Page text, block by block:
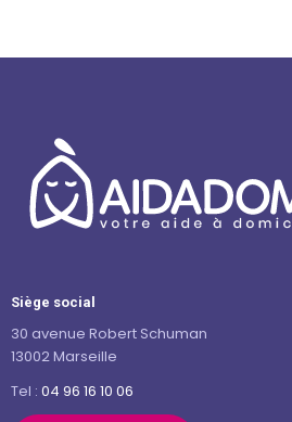
Siège social
30 avenue Robert Schuman
13002 Marseille
Tel : 04 96 16 10 06